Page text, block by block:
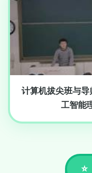
计算机拔尖班与
工智能